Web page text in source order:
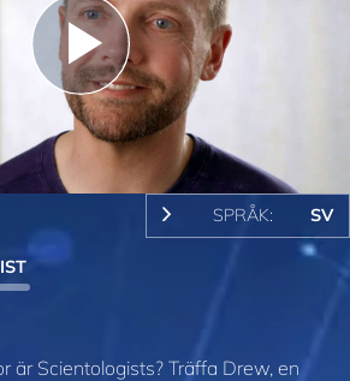
Play
Video
SPRÅK: SV
är Scientologists? Träffa Drew, en